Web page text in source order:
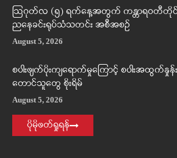
ဩဂုတ်လ (၅) ရက်နေ့အတွက် ကန္တာရဝတီတိုင်
ညနေခင်းရုပ်သံသတင်း အစီအစဉ်
August 5, 2026
စပါးဖျက်ပိုးကျရောက်မှုကြောင့် စပါးအထွက်နှု
တောင်သူတွေ စိုးရိမ်
August 5, 2026
ပိုမိုဖတ်ရှုရန်